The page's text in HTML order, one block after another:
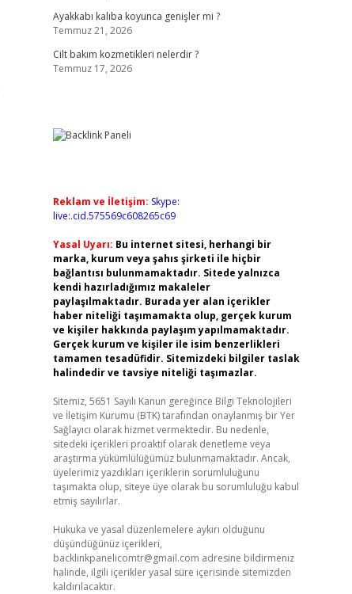
Ayakkabı kalıba koyunca genişler mi ?
Temmuz 21, 2026
Cilt bakım kozmetikleri nelerdir ?
Temmuz 17, 2026
Reklam ve İletişim: Skype:
live:.cid.575569c608265c69
Yasal Uyarı: Bu internet sitesi, herhangi bir
marka, kurum veya şahıs şirketi ile hiçbir
bağlantısı bulunmamaktadır. Sitede yalnızca
kendi hazırladığımız makaleler
paylaşılmaktadır. Burada yer alan içerikler
haber niteliği taşımamakta olup, gerçek kurum
ve kişiler hakkında paylaşım yapılmamaktadır.
Gerçek kurum ve kişiler ile isim benzerlikleri
tamamen tesadüfidir. Sitemizdeki bilgiler taslak
halindedir ve tavsiye niteliği taşımazlar.
Sitemiz, 5651 Sayılı Kanun gereğince Bilgi Teknolojileri
ve İletişim Kurumu (BTK) tarafından onaylanmış bir Yer
Sağlayıcı olarak hizmet vermektedir. Bu nedenle,
sitedeki içerikleri proaktif olarak denetleme veya
araştırma yükümlülüğümüz bulunmamaktadır. Ancak,
üyelerimiz yazdıkları içeriklerin sorumluluğunu
taşımakta olup, siteye üye olarak bu sorumluluğu kabul
etmiş sayılırlar.
Hukuka ve yasal düzenlemelere aykırı olduğunu
düşündüğünüz içerikleri,
backlinkpanelicomtr@gmail.com adresine bildirmeniz
halinde, ilgili içerikler yasal süre içerisinde sitemizden
kaldırılacaktır.